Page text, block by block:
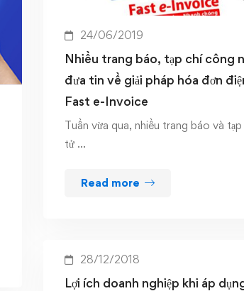
24/06/2019
Nhiều trang báo, tạp chí công
đưa tin về giải pháp hóa đơn
Fast e-Invoice
Tuần vừa qua, nhiều trang báo và tạp
tử …
Read more
28/12/2018
Lợi ích doanh nghiệp khi áp